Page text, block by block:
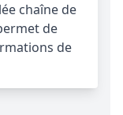
chaîne de
de
de